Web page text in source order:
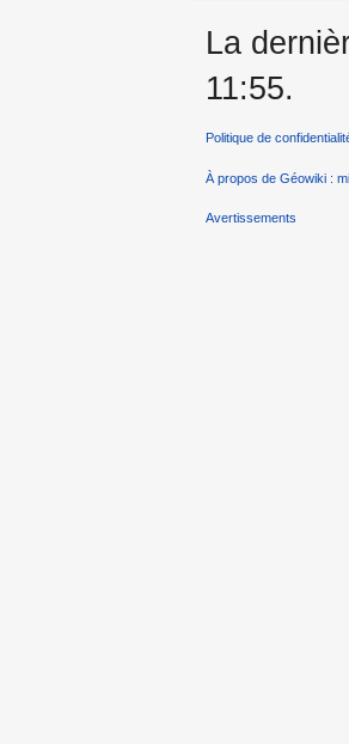
La
11:55.
Politique de
À propos de Géowiki :
Avertissements